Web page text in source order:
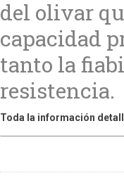
del olivar
capacidad
tanto la
resistencia.
Toda la información